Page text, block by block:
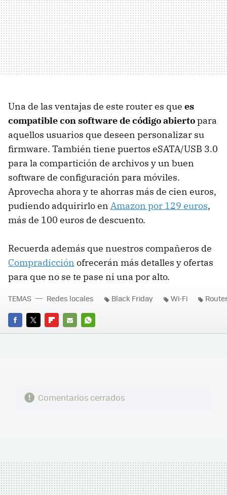
Una de las ventajas de este router es que es
compatible con software de código abiertopara
aquellos usuarios que deseen personalizar su
firmware. También tiene puertos eSATA/USB 3.0
para la compartición de archivos y un buen
software de configuración para móviles.
Aprovecha ahora y te ahorras más de cien euros,
pudiendo adquirirlo en Amazon por 129 euros,
más de 100 euros de descuento.
Recuerda además que nuestros compañeros de
Compradicción ofrecerán más detalles y ofertas
para que no se te pase ni una por alto.
FACEBOOK
TWITTERFLIPBOARD
E-
WHATSAPP
TEMAS Redes locales Black Friday Wi-Fi
Comentarios cerrados